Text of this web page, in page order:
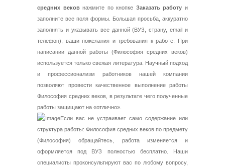
средних вековнажмите по кнопке Заказать работу и
заполните все поля формы. Большая просьба, аккуратно
заполнять и указывать все данной (ВУЗ, страну, email и
телефон), ваши пожелания и требования к работе. При
написании данной работы (Философия средних веков)
используется только свежая литература. Научный подход
и профессионализм работников нашей компании
позволяют провести качественное выполнение работы
Философия средних веков, в результате чего полученные
работы защищают на «отлично».
Если вас не устраивает само содержание или
структура работы: Философия средних веков по предмету
(Философия) обращайтесь, работа изменяется и
оформляется под ВУЗ полностью бесплатно. Наши
специалисты проконсультируют вас по любому вопросу,